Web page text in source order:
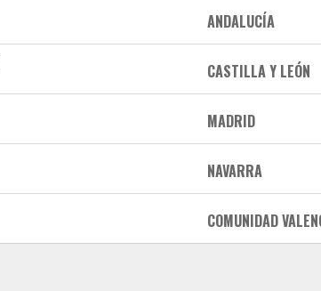
ANDALUCÍA
CASTILLA Y LEÓN
MADRID
NAVARRA
COMUNIDAD